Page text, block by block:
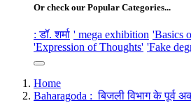
Or check our Popular Categories...
: डॉ. शर्मा ' mega exhibition 'Basics
'Expression of Thoughts' 'Fake
Home
Baharagoda : बिजली विभाग के पूर्व